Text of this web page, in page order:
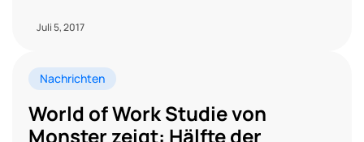
Juli 5, 2017
Nachrichten
World of Work Studie von
Monster zeigt: Hälfte der